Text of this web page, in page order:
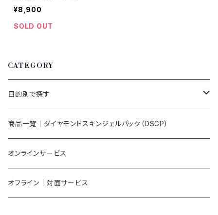
個別カウンセリング付】
¥8,900
SOLD OUT
CATEGORY
目的別で探す
肌の調子を整えたい
自分の肌を理解して整えたい
肌を整える習慣をつくりたい
商品一覧｜ダイヤモンドスキンジェルパック（DSGP）
オンラインサービス
オフライン｜対面サービス